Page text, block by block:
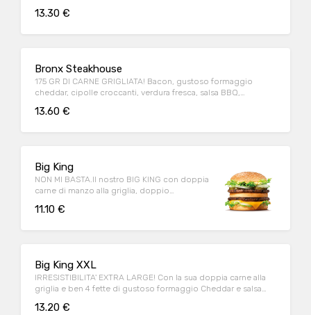
13.30 €
Bronx Steakhouse
175 GR DI CARNE GRIGLIATA! Bacon, gustoso formaggio
cheddar, cipolle croccanti, verdura fresca, salsa BBQ,
13.60 €
Big King
NON MI BASTA.Il nostro BIG KING con doppia
carne di manzo alla griglia, doppio
11.10 €
Big King XXL
IRRESISTIBILITA' EXTRA LARGE! Con la sua doppia carne alla
griglia e ben 4 fette di gustoso formaggio Cheddar e salsa
13.20 €